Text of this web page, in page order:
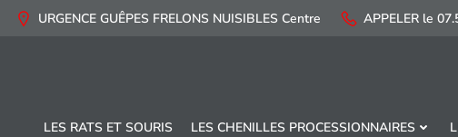
Aller URGENCE GUÊPES FRELONS NUISIBLES Centre APPELER le
LES RATS ET SOURIS LES CHENILLES PROCESSIONNAIRES